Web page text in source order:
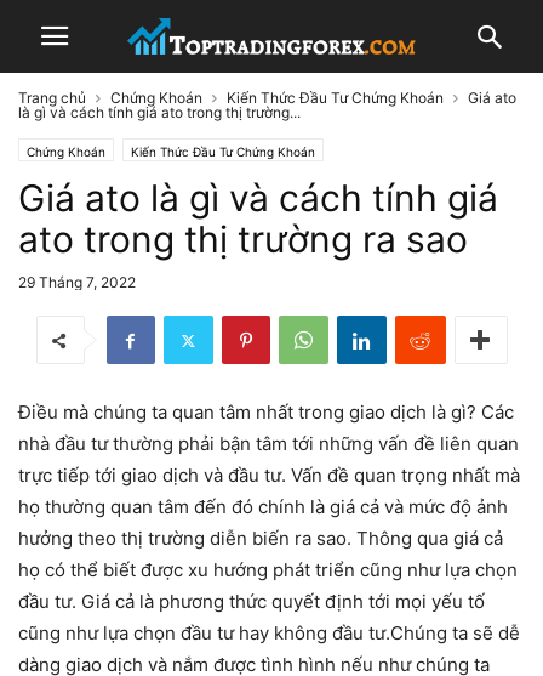
Trang chủ Chứng Khoán Kiến Thức Đầu Tư Chứng Khoán
Giá ato
là gì và cách tính giá ato trong thị trường...
Chứng Khoán Kiến Thức Đầu Tư Chứng Khoán
Giá ato là gì và cách tính giá
ato trong thị trường ra sao
29 Tháng 7, 2022
Điều mà chúng ta quan tâm nhất trong giao dịch là gì? Các
nhà đầu tư thường phải bận tâm tới những vấn đề liên quan
trực tiếp tới giao dịch và đầu tư. Vấn đề quan trọng nhất mà
họ thường quan tâm đến đó chính là giá cả và mức độ ảnh
hưởng theo thị trường diễn biến ra sao. Thông qua giá cả
họ có thể biết được xu hướng phát triển cũng như lựa chọn
đầu tư. Giá cả là phương thức quyết định tới mọi yếu tố
cũng như lựa chọn đầu tư hay không đầu tư.Chúng ta sẽ dễ
dàng giao dịch và nắm được tình hình nếu như chúng ta